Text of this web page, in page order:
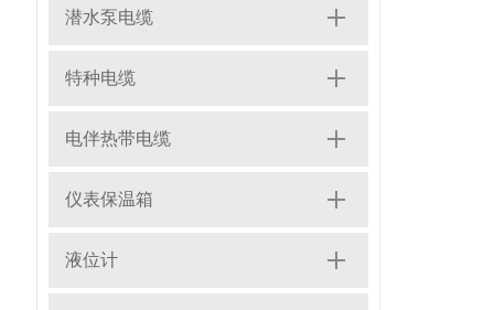
潜水泵电缆
特种电缆
电伴热带电缆
仪表保温箱
液位计